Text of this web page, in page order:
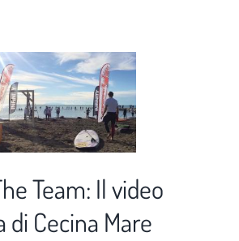
Team: Il video
di Cecina Mare